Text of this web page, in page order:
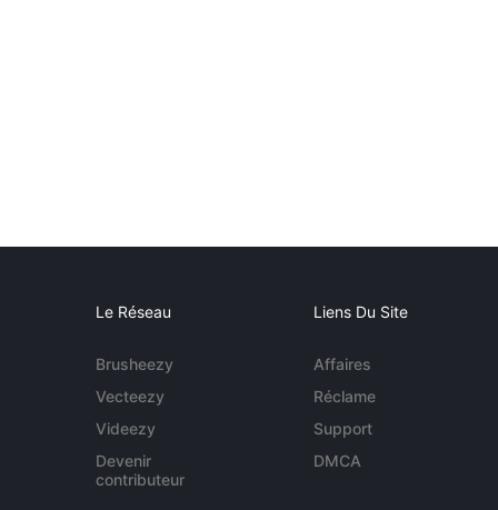
Le Réseau
Brusheezy
Vecteezy
Videezy
Devenir
contributeur
Liens Du Site
Affaires
Réclame
Support
DMCA